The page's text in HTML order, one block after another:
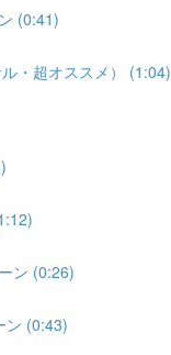
(0:41)
・超オススメ） (1:04)
ン (0:26)
ン (0:43)